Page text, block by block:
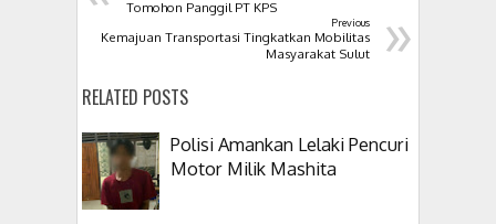
Tomohon Panggil PT KPS
»
Previous
Kemajuan Transportasi Tingkatkan Mobilitas
Masyarakat Sulut
RELATED POSTS
Polisi Amankan Lelaki Pencuri
Motor Milik Mashita